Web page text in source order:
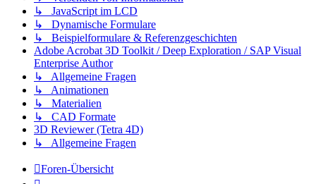
↳ JavaScript im LCD
↳ Dynamische Formulare
↳ Beispielformulare & Referenzgeschichten
Adobe Acrobat 3D Toolkit / Deep Exploration / SAP Visual
Enterprise Author
↳ Allgemeine Fragen
↳ Animationen
↳ Materialien
↳ CAD Formate
3D Reviewer (Tetra 4D)
↳ Allgemeine Fragen
Foren-Übersicht